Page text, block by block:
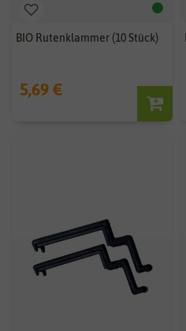
BIO Rutenklammer (10 Stück)
5,69 €